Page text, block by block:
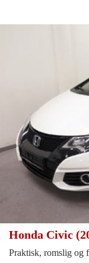
Honda Civic
Praktisk, romslig og